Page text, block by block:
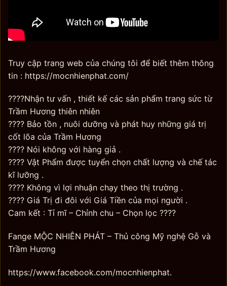
Truy cập trang web của chúng tôi để biết thêm thông
tin : https://mocnhienphat.com/
????Nhận tư vấn , thiết kế các sản phẩm trang sức từ
Trầm Hương thiên nhiên
???? Bảo tồn , nuôi dưỡng và phát huy những giá trị
cốt lõa của Trầm Hương
???? Nói không với hàng giả .
???? Vật Phẩm được tuyển chọn chất lượng và chế tác
kĩ lưỡng .
???? Không vì lợi nhuận chạy theo thị trường .
???? Giá Trị đi đôi với Giá Tiền của mọi người .
Cam kết : Tỉ mĩ – Chỉnh chu – Chọn lọc ????
Fange MỘC NHIÊN PHÁT – Thủ công Mỹ nghệ Gỗ và
Trầm Hương
https://www.facebook.com/mocnhienphat.